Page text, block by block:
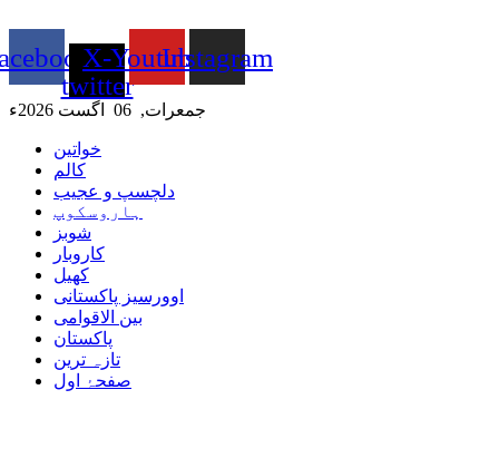
content
X-
twitter
YoutubeInstagram
جمعرات, 06 اگست 2026ء
خواتین
کالم
دلچسپ و عجیب
ہاروسکوپ
شوبز
کاروبار
کھیل
اوورسیز پاکستانی
بین الاقوامی
پاکستان
تازہ ترین
صفحۂ اول